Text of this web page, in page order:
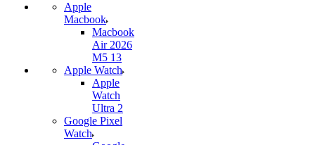
Apple
Macbook
Macbook
Air 2026
M5 13
Apple Watch
Apple
Watch
Ultra 2
Google Pixel
Watch